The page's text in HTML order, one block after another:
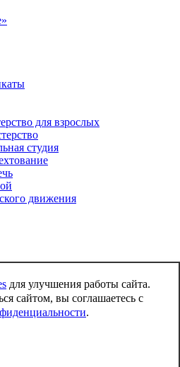
для взрослых
студия
движения
мастерства Отражение. Все
материалов или
элементов дизайна и оформления
правообладателя и только со
для улучшения работы сайта.
сайтом, вы соглашаетесь с
.